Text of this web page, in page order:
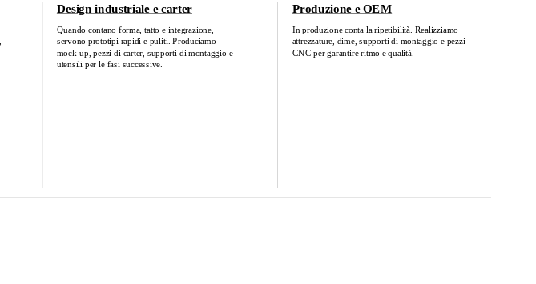
Design industriale e carter
Quando contano forma, tatto e integrazione,
servono prototipi rapidi e puliti. Produciamo
mock‑up, pezzi di carter, supporti di montaggio e
utensili per le fasi successive.
Produzione e OEM
In produzione conta la ripetibilità. Realizziamo
attrezzature, dime, supporti di montaggio e pezzi
CNC per garantire ritmo e qualità.